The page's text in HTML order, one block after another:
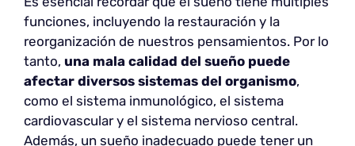
funciones, incluyendo la restauración y la
reorganización de nuestros pensamientos. Por lo
tanto, una mala calidad del sueño puede
afectar diversos sistemas del organismo,
como el sistema inmunológico, el sistema
cardiovascular y el sistema nervioso central.
Además, un sueño inadecuado puede tener un